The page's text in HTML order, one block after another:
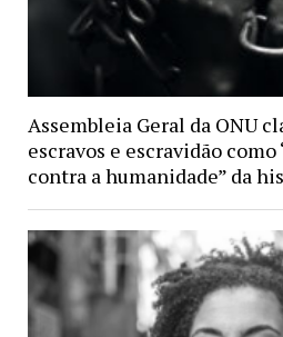
Assembleia Geral da ONU
escravos e escravidão
contra a humanidade” da